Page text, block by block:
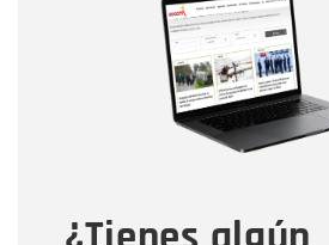
Correo electrónico
Tipo de comentario
Mensaje